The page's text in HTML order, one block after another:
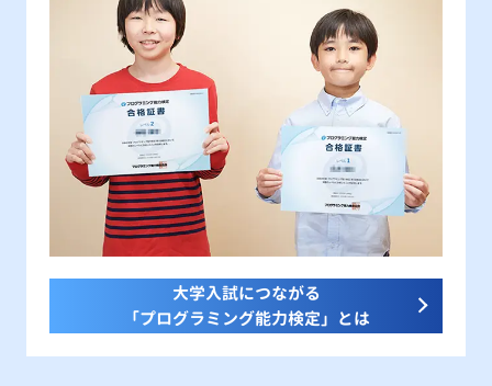
大学入試につながる
「プログラミング能力検定」とは